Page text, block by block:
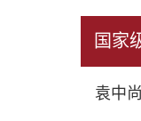
国家
袁中